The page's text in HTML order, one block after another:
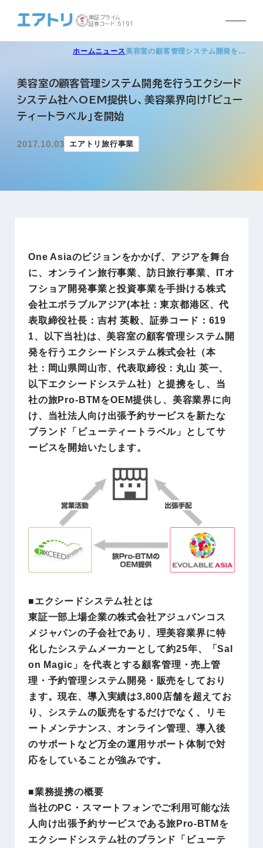
東証プライム
証券コード:6191
ホームニュース美容室の顧客管理システム開発を…
美容室の顧客管理システム開発を行うエクシード
システム社へOEM提供し、美容業界向け「ビュー
ティートラベル」を開始
2017.10.03 エアトリ旅行事業
One Asiaのビジョンをかかげ、アジアを舞台
に、オンライン旅行事業、訪日旅行事業、ITオ
フショア開発事業と投資事業を手掛ける株式
会社エボラブルアジア(本社：東京都港区、代
表取締役社長：吉村 英毅、証券コード：619
1、以下当社)は、美容室の顧客管理システム開
発を行うエクシードシステム株式会社（本
社：岡山県岡山市、代表取締役：丸山 英一、
以下エクシードシステム社）と提携をし、当
社の旅Pro-BTMをOEM提供し、美容業界に向
け、当社法人向け出張予約サービスを新たな
ブランド「ビューティートラベル」としてサ
ービスを開始いたします。
■エクシードシステム社とは
東証一部上場企業の株式会社アジュバンコス
メジャパンの子会社であり、理美容業界に特
化したシステムメーカーとして約25年、「Sal
on Magic」を代表とする顧客管理・売上管
理・予約管理システム開発・販売をしており
ます。現在、導入実績は3,800店舗を超えてお
り、システムの販売をするだけでなく、リモ
ートメンテナンス、オンライン管理、導入後
のサポートなど万全の運用サポート体制で対
応をしていることが強みです。
■業務提携の概要
当社のPC・スマートフォンでご利用可能な法
人向け出張予約サービスである旅Pro-BTMを
エクシードシステム社のブランド「ビューテ